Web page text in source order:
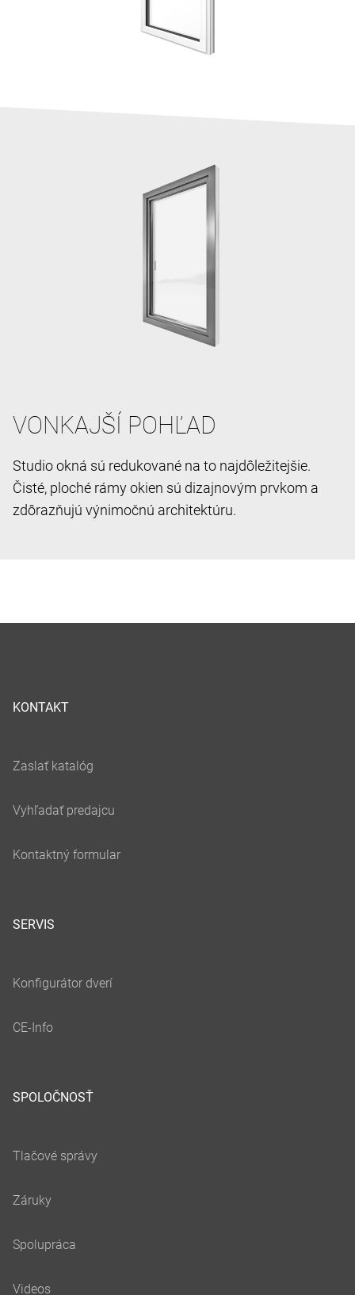
VONKAJŠÍ POHĽAD
Studio okná sú redukované na to najdôležitejšie.
Čisté, ploché rámy okien sú dizajnovým prvkom a
zdôrazňujú výnimočnú architektúru.
KONTAKT
SERVIS
SPOLOČNOSŤ